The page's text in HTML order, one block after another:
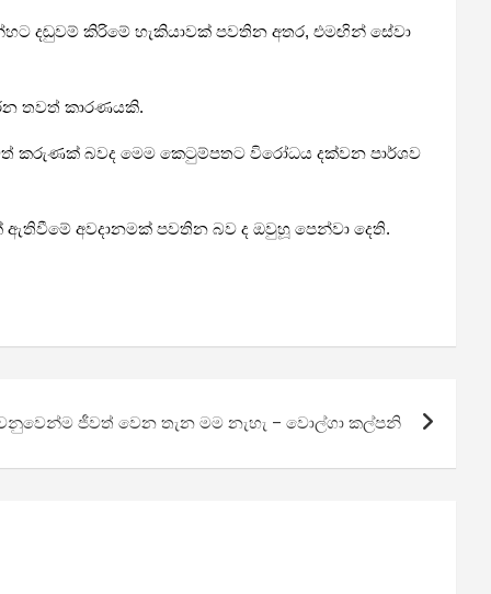
දඬුවම් කිරිමේ හැකියාවක් පවතින අතර, එමඟින් සේවා
තවත් කාරණයකි.
කරුණක් බවද මෙම කෙටුම්පතට විරෝධය දක්වන පාර්ශව
ඇතිවීමේ අවදානමක් පවතින බව ද ඔවුහූ පෙන්වා දෙති.
ජීවත් වෙන තැන මම නැහැ – වොල්ගා කල්පනි